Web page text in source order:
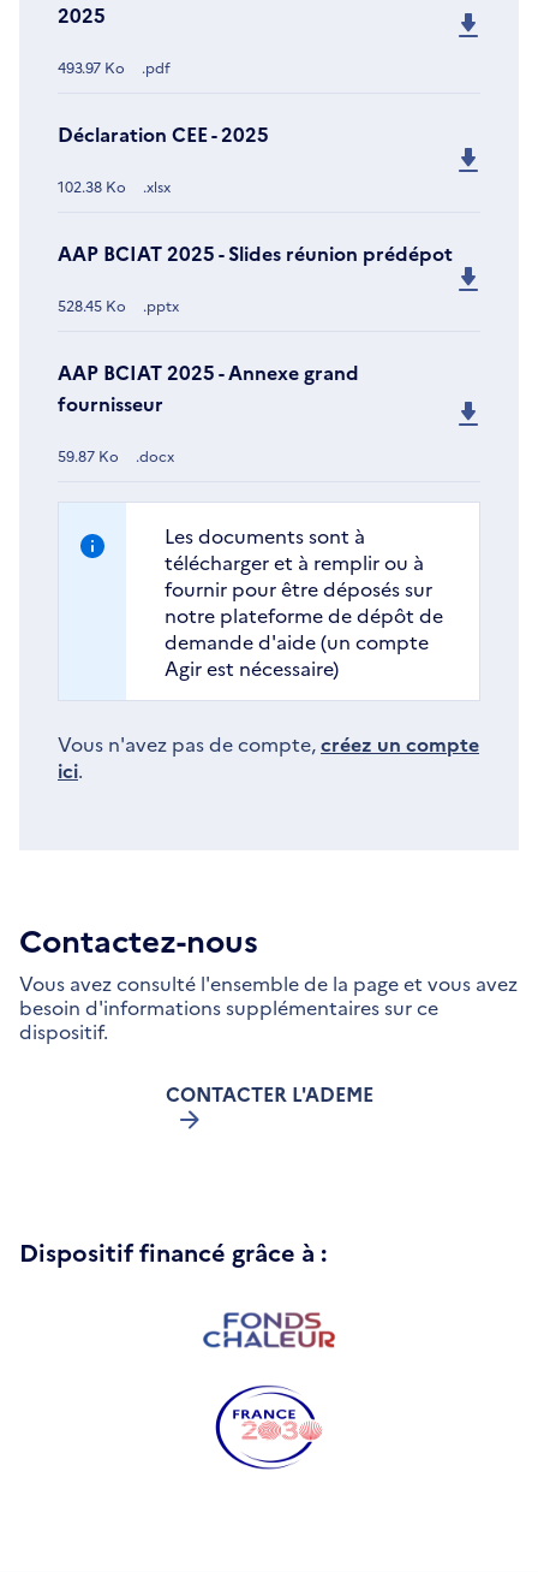
2025
493.97 Ko .pdf
Déclaration CEE - 2025
102.38 Ko .xlsx
AAP BCIAT 2025 - Slides réunion prédépot
528.45 Ko .pptx
AAP BCIAT 2025 - Annexe grand
fournisseur
59.87 Ko .docx
Les documents sont à
télécharger et à remplir ou à
fournir pour être déposés sur
notre plateforme de dépôt de
demande d'aide (un compte
Agir est nécessaire)
Vous n'avez pas de compte,créez un compte
ici.
Contactez-nous
Vous avez consulté l'ensemble de la page et vous avez
besoin d'informations supplémentaires sur ce
dispositif.
CONTACTER L'ADEME
Dispositif financé grâce à :